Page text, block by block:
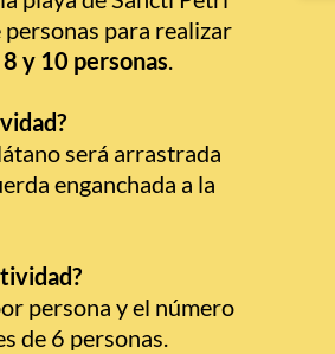
para realizar
y 10 personas.
será arrastrada
enganchada a la
persona y el número
de 6 personas.